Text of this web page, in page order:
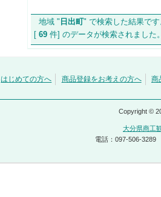
地域 " 日出町" で検索した結果で
[ 69 件] のデータが検索されま
はじめての方へ 商品登録をお考えの方へ 商
Copyright ©
大分県商工
電話：097-506-